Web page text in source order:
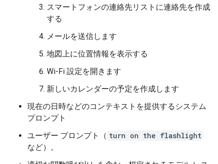
スマートフォンの連絡先リストに連絡先を作成
する
メールを送信します
地図上に位置情報を表示する
Wi-Fi 設定を開きます
新しいカレンダーの予定を作成します
現在の日時などのコンテキストを提供するシステム
プロンプト
ユーザー プロンプト（ turn on the flashlight
など）。